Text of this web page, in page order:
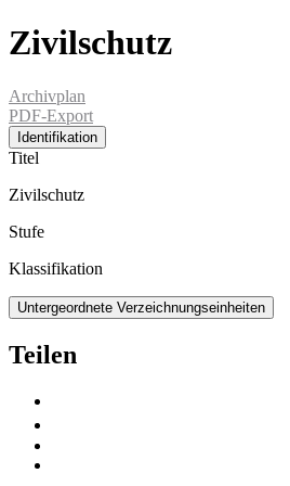
Zivilschutz
Archivplan
PDF-Export
Identifikation
Titel
Zivilschutz
Stufe
Klassifikation
Untergeordnete Verzeichnungseinheiten
Teilen